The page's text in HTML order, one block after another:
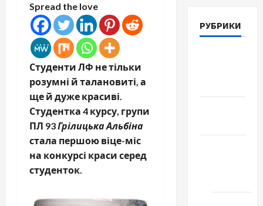
Spread the love
Студенти ЛФ не тільки
розумні й талановиті, а
ще й дуже красиві.
Студентка 4 курсу, групи
ПЛ 93Грілицька Альбіна
стала першою віце-міс
на конкурсі краси серед
студенток.
РУБРИКИ